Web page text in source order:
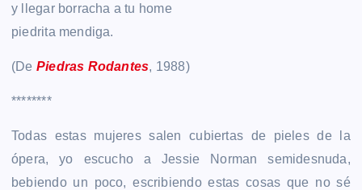
y llegar borracha a tu home
piedrita mendiga.
(De Piedras Rodantes, 1988)
********
Todas estas mujeres salen cubiertas de pieles de la
ópera, yo escucho a Jessie Norman semidesnuda,
bebiendo un poco, escribiendo estas cosas que no sé